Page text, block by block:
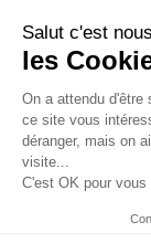
Salut c'est
les
On a attendu d'être
ce site vous
déranger, mais on
visite...
C'est OK pour vous